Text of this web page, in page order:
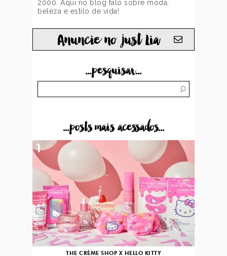
2000. Aqui no blog falo sobre moda,
beleza e estilo de vida!
Anuncie no just Lia
...pesquisar...
...posts mais acessados...
THE CRÈME SHOP X HELLO KITTY
1